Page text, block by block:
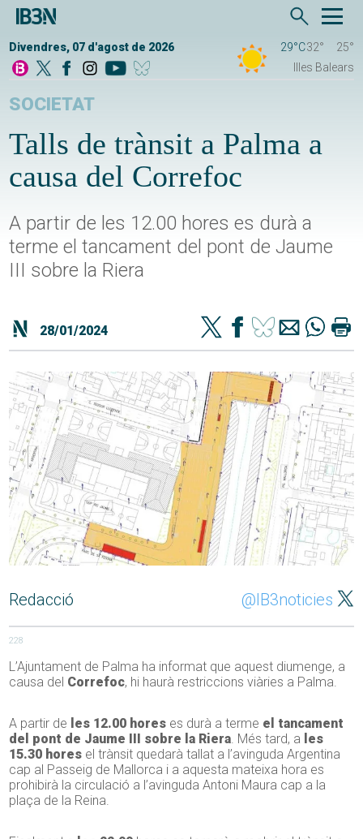
Divendres, 07 d'agost de 2026 29°C32°
25°
Illes Balears
SOCIETAT
Talls de trànsit a Palma a
causa del Correfoc
A partir de les 12.00 hores es durà a
terme el tancament del pont de Jaume
III sobre la Riera
28/01/2024
Redacció @IB3noticies
228
L’Ajuntament de Palma ha informat que aquest diumenge, a
causa del Correfoc, hi haurà restriccions viàries a Palma.
A partir de les 12.00 hores es durà a terme el tancament
del pont de Jaume III sobre la Riera. Més tard, a les
15.30 hores el trànsit quedarà tallat a l’avinguda Argentina
cap al Passeig de Mallorca i a aquesta mateixa hora es
prohibirà la circulació a l’avinguda Antoni Maura cap a la
plaça de la Reina.